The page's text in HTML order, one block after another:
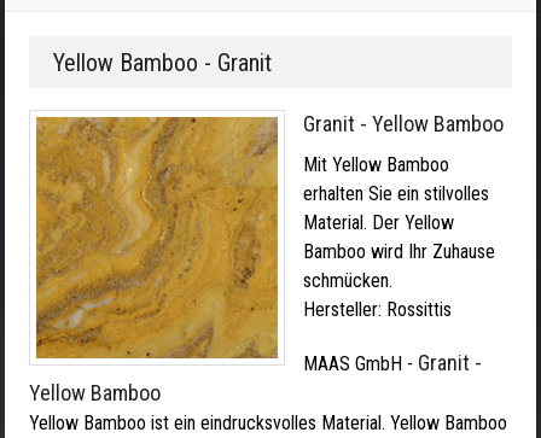
Yellow Bamboo - Granit
Granit - Yellow Bamboo
Mit Yellow Bamboo
erhalten Sie ein stilvolles
Material. Der Yellow
Bamboo wird Ihr Zuhause
schmücken.
Hersteller: Rossittis
MAAS GmbH - Granit -
Yellow Bamboo
Yellow Bamboo ist ein eindrucksvolles Material. Yellow Bamboo